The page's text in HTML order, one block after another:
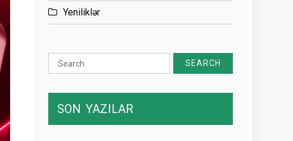
Yeniliklər
Search
for:
SON YAZILAR